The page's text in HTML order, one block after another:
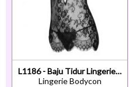
L1186 - Baju Tidur Lingerie Bodycon Sheath Dress Hitam Transparan Tali Pita Ikat Belakang
Lingerie Bodycon